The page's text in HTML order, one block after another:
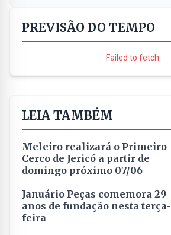
PREVISÃO DO TEMPO
Failed to fetch
LEIA TAMBÉM
Meleiro realizará o Primeiro
Cerco de Jericó a partir de
domingo próximo 07/06
Januário Peças comemora 29
anos de fundação nesta terça-
feira